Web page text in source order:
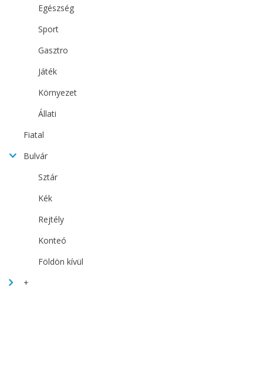
Egészség
Sport
Gasztro
Játék
Környezet
Állati
Fiatal
Bulvár
Sztár
Kék
Rejtély
Konteó
Földön kívül
+